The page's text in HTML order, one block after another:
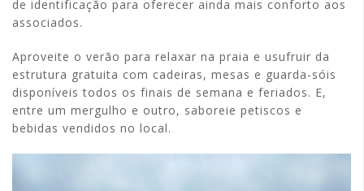
de identificação para oferecer ainda mais conforto aos
associados.
Aproveite o verão para relaxar na praia e usufruir da
estrutura gratuita com cadeiras, mesas e guarda-sóis
disponíveis todos os finais de semana e feriados. E,
entre um mergulho e outro, saboreie petiscos e
bebidas vendidos no local.